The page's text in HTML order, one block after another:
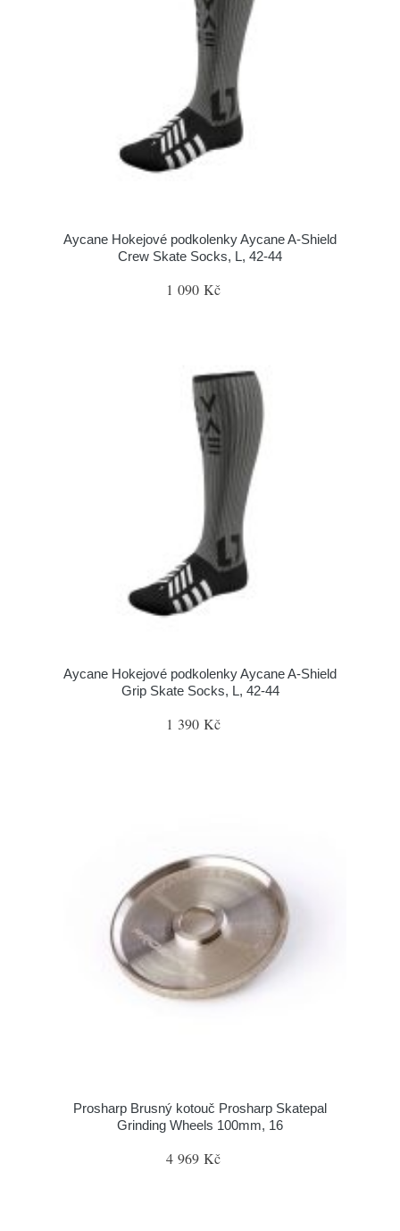
Aycane Hokejové podkolenky Aycane A-Shield
Crew Skate Socks, L, 42-44
1 090 Kč
Aycane Hokejové podkolenky Aycane A-Shield
Grip Skate Socks, L, 42-44
1 390 Kč
Prosharp Brusný kotouč Prosharp Skatepal
Grinding Wheels 100mm, 16
4 969 Kč